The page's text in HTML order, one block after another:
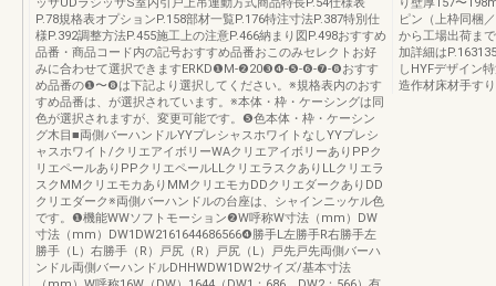
P.78規格表オプションP.158部材一覧P.176特注寸法P.387特別仕
様P.392調整方法P.455施工上の注意P.466納まり図P.498おすすめ
品番・商品コード内の記号おすすめ品番おこのみセレクトお好
みに合わせて選択できますERKD❶M-❷20❸❹-❺-❻-❼-❽おすす
め品番の❶〜❽は下記より選択してください。※規格表内のおす
すめ品番は、が選択されています。※本体・枠・ケーシングは同
色が選択されますが、変更可能です。❺色本体・枠・ケーシン
グ木目■両側バーハンドルYYプレシャスホワイトなしYYプレシ
ャスホワイト/クリエアイボリーWAクリエアイボリーありPPク
リエペールありPPクリエペールLLクリエラスクありLLクリエラ
スクMMクリエモカありMMクリエモカDDクリエダークありDD
クリエダーク※両側バーハンドルの台座は、シャインニッケル色
です。❶機能WWソフトモーション❷W呼称W寸法（mm）DW
寸法（mm）DW1DW2161644686566❹勝手L左勝手R右勝手左
勝手（L）右勝手（R）戸尻（R）戸尻（L）戸先戸先両側バーハ
ンドル両側バーハンドルDHHWDW1DW2サイズ/基本寸法
ピン（上枠同梱
から工場出荷ま
加詳細は
しHYFデザイン
造作材床材手す